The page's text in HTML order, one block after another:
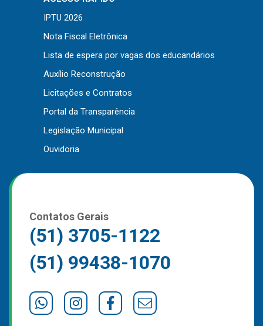
Cespro
Outros
Downloads
Contato
IPTU 2026
Nota Fiscal Eletrônica
Lista de espera por vagas dos educandários
Auxílio Reconstrução
Licitações e Contratos
Portal da Transparência
Legislação Municipal
Ouvidoria
Contatos Gerais
(51) 3705-1122
(51) 99438-1070